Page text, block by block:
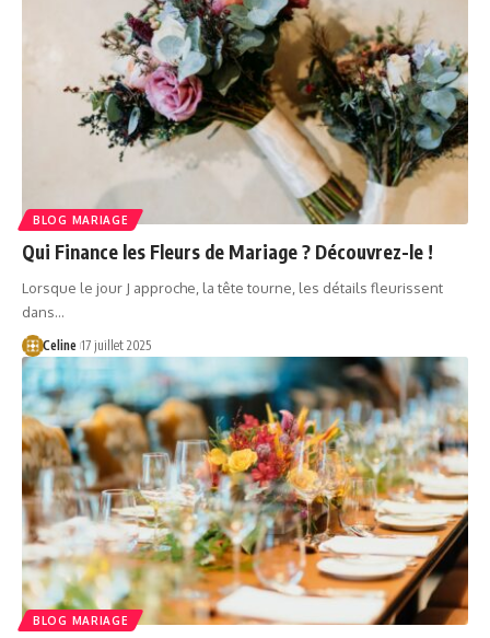
BLOG MARIAGE
Qui Finance les Fleurs de Mariage ? Découvrez-le !
Lorsque le jour J approche, la tête tourne, les détails fleurissent
dans…
Celine 17 juillet 2025
BLOG MARIAGE